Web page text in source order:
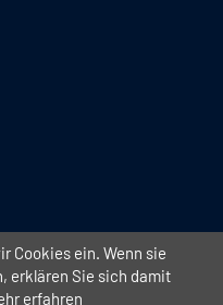
Holstein e.V. (BEI)
Cookies ein. Wenn sie
erklären Sie sich damit
erfahren